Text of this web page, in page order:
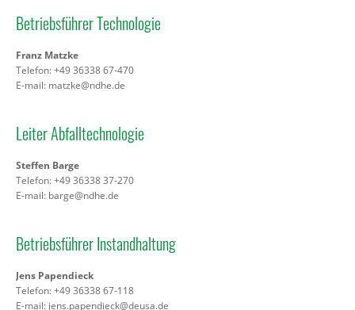
Betriebsführer Technologie
Franz Matzke
Telefon: +49 36338 67-470
E-mail: matzke@ndhe.de
Leiter Abfalltechnologie
Steffen Barge
Telefon: +49 36338 37-270
E-mail: barge@ndhe.de
Betriebsführer Instandhaltung
Jens Papendieck
Telefon: +49 36338 67-118
E-mail: jens.papendieck@deusa.de